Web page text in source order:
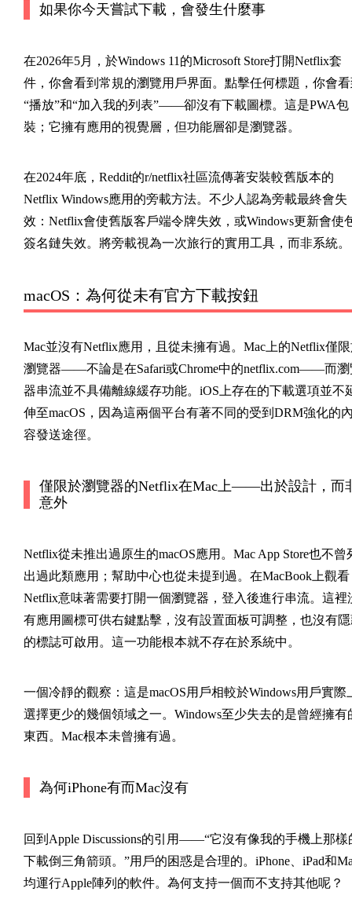
如果你今天嘗試下載，會發生什麼事
在2026年5月，於Windows 11的Microsoft Store打開Netflix套
件，你會看到常規的瀏覽用戶界面。點擊任何標題，你會
“播放”和“加入我的列表”——卻沒有下載圖標。這是PWA包
裝；它擁有應用的視覺層，但功能層卻是瀏覽器。
在2024年底，Reddit的r/netflix社區流傳著安裝較舊版本的
Netflix Windows應用的旁載方法。不少人認為旁載最終會失
效：Netflix會使舊版客戶端令牌失效，或Windows更新會使
簽名鏈失效。將旁載視為一次旅行的實用工具，而非系統。
macOS：為何從未有官方下載按鈕
Mac並沒有Netflix應用，且從未擁有過。Mac上的Netflix僅
瀏覽器——不論是在Safari或Chrome中的netflix.com——而瀏
器串流並不具備離線緩存功能。iOS上存在的下載選項並不
伸至macOS，因為這兩個平台有著不同的受到DRM強化的
容發送途徑。
僅限於瀏覽器的Netflix在Mac上——出於設計，而
意外
Netflix從未推出過原生的macOS應用。Mac App Store也不曾
出過此類應用；幫助中心也從未提到過。在MacBook上觀看
Netflix意味著需要打開一個瀏覽器，登入後進行串流。這裡
有應用圖標可供右鍵點擊，沒有設置面板可調整，也沒有
的標誌可啟用。這一功能根本就不存在於系統中。
一個冷靜的觀察：這是macOS用戶相較於Windows用戶實際
選擇更少的幾個領域之一。Windows至少失去的是曾經擁有
東西。Mac根本未曾擁有過。
為何iPhone有而Mac沒有
回到Apple Discussions的引用——“它沒有像我的手機上那樣
下載倒三角箭頭。”用戶的困惑是合理的。iPhone、iPad和
均運行Apple陣列的軟件。為何支持一個而不支持其他呢？